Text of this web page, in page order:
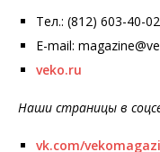
Тел.: (812) 603-40-
E-mail:
veko.ru
Наши страницы в
vk.com/